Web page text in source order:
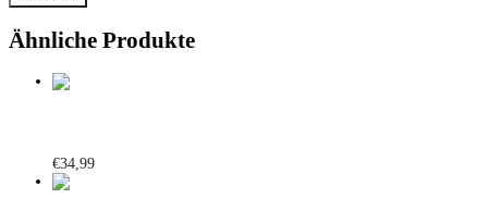
Ähnliche Produkte
€34,99